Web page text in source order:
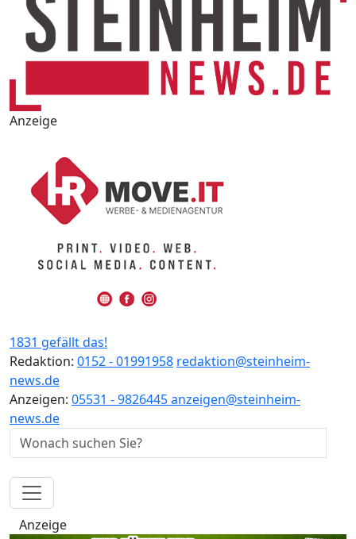
Anzeige
1831 gefällt das!
Redaktion: 0152 - 01991958 redaktion@steinheim-
news.de
Anzeigen: 05531 - 9826445anzeigen@steinheim-
news.de
Anzeige